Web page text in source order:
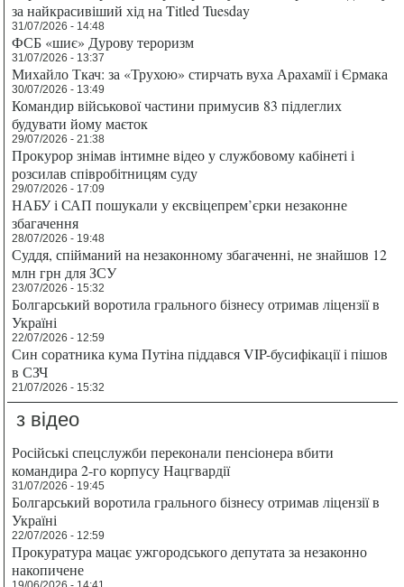
за найкрасивіший хід на Titled Tuesday
31/07/2026 - 14:48
ФСБ «шиє» Дурову тероризм
31/07/2026 - 13:37
Михайло Ткач: за «Трухою» стирчать вуха Арахамії і Єрмака
30/07/2026 - 13:49
Командир військової частини примусив 83 підлеглих
будувати йому маєток
29/07/2026 - 21:38
Прокурор знімав інтимне відео у службовому кабінеті і
розсилав співробітницям суду
29/07/2026 - 17:09
НАБУ і САП пошукали у ексвіцепрем’єрки незаконне
збагачення
28/07/2026 - 19:48
Суддя, спійманий на незаконному збагаченні, не знайшов 12
млн грн для ЗСУ
23/07/2026 - 15:32
Болгарський воротила грального бізнесу отримав ліцензії в
Україні
22/07/2026 - 12:59
Син соратника кума Путіна піддався VIP-бусифікації і пішов
в СЗЧ
21/07/2026 - 15:32
з відео
Російські спецслужби переконали пенсіонера вбити
командира 2-го корпусу Нацгвардії
31/07/2026 - 19:45
Болгарський воротила грального бізнесу отримав ліцензії в
Україні
22/07/2026 - 12:59
Прокуратура мацає ужгородського депутата за незаконно
накопичене